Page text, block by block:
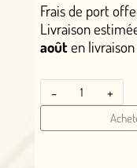
Frais de port
Livraison
aoûten
- +